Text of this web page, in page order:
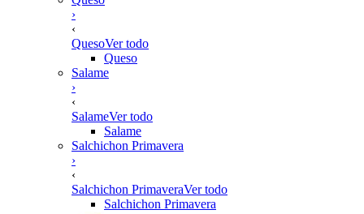
›
‹
QuesoVer todo
Queso
Salame
›
‹
SalameVer todo
Salame
Salchichon Primavera
›
‹
Salchichon PrimaveraVer todo
Salchichon Primavera